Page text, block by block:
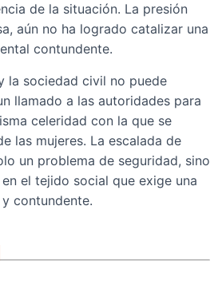
de la situación. La presión
aún no ha logrado catalizar una
contundente.
la sociedad civil no puede
llamado a las autoridades para
celeridad con la que se
las mujeres. La escalada de
un problema de seguridad, sino
el tejido social que exige una
contundente.